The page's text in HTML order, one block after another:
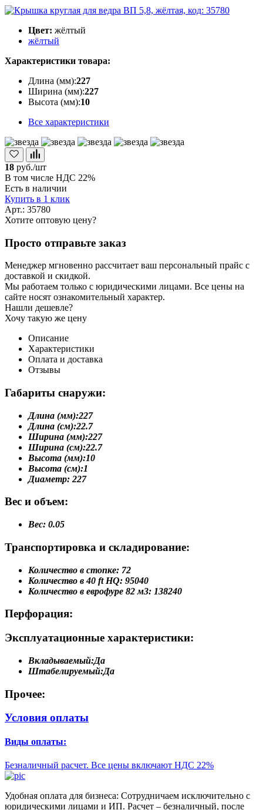
Цвет: жёлтый
жёлтый
Характеристики товара:
Длина (мм):227
Ширина (мм):227
Высота (мм):10
Все характеристики
18 руб./шт
В том числе НДС 22%
Есть в наличии
Купить в 1 клик
Арт.: 35780
Хотите оптовую цену?
Просто отправьте заказ
Менеджер мгновенно рассчитает ваш персональный прайс с
доставкой и скидкой.
Мы работаем только с юридическими лицами. Все цены на
сайте носят ознакомительный характер.
Нашли дешевле?
Хочу такую же цену
Описание
Характеристики
Оплата и доставка
Отзывы
Габариты снаружи:
Длина (мм):227
Длина (см):22.7
Ширина (мм):227
Ширина (см):22.7
Высота (мм):10
Высота (см):1
Диаметр: 227
Вес и объем:
Вес: 0.05
Транспортировка и складирование:
Количество в стопке: 72
Количество в 40 ft HQ: 95040
Количество в еврофуре 82 м3: 138240
Перфорация:
Эксплуатационные характеристики:
Вкладываемый:Да
Штабелируемый:Да
Прочее:
Условия оплаты
Виды оплаты:
Безналичный расчет. Все цены включают НДС 22%
Удобная оплата для бизнеса: Сотрудничаем исключительно с
юридическими лицами и ИП. Расчет – безналичный, после